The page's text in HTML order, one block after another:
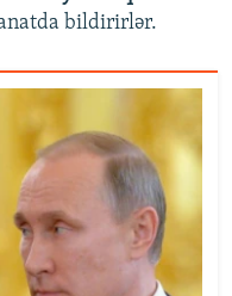
bildirirlər.